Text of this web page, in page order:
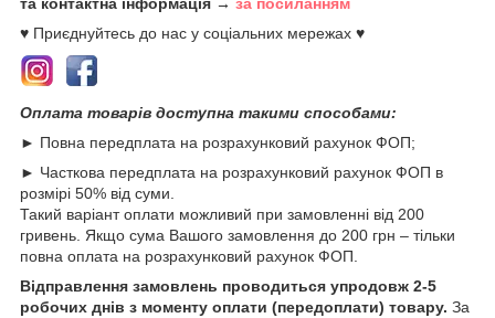
♥ Приєднуйтесь до нас у соціальних мережах ♥
Оплата товарів доступна такими способами:
► Повна передплата на розрахунковий рахунок ФОП;
► Часткова передплата на розрахунковий рахунок ФОП в
розмірі 50% від суми.
Такий варіант оплати можливий при замовленні від 200
гривень. Якщо сума Вашого замовлення до 200 грн – тільки
повна оплата на розрахунковий рахунок ФОП.
Відправлення замовлень проводиться упродовж 2-5
робочих днів з моменту оплати (передоплати) товару. За